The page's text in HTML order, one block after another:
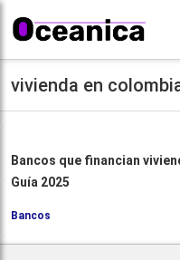
vivienda en
Bancos que financian
Guía 2025
Bancos